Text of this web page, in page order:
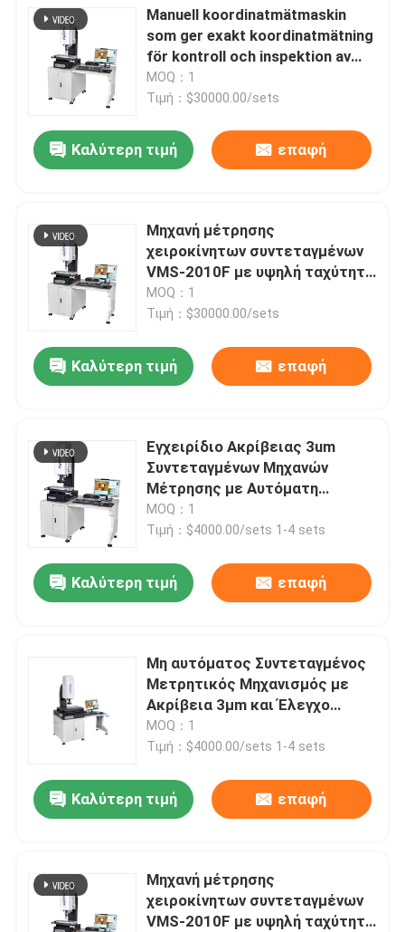
Manuell koordinatmätmaskin
som ger exakt koordinatmätning
för kontroll och inspektion av
mekaniska komponenter
MOQ：1
Τιμή：$30000.00/sets
Καλύτερη τιμή επαφή
Μηχανή μέτρησης
χειροκίνητων συντεταγμένων
VMS-2010F με υψηλή ταχύτητα
υψηλής ακρίβειας και
λογισμικό 3D ελέγχου για
MOQ：1
Τιμή：$30000.00/sets
Καλύτερη τιμή επαφή
Εγχειρίδιο Ακρίβειας 3um
Συντεταγμένων Μηχανών
Μέτρησης με Αυτόματη
Εστίαση για Δοκιμή
Μεταλλικών Καλουπιών
MOQ：1
Τιμή：$4000.00/sets 1-4 sets
Καλύτερη τιμή επαφή
Μη αυτόματος Συντεταγμένος
Μετρητικός Μηχανισμός με
Ακρίβεια 3μm και Έλεγχο
Ταχύτητας Χειρός για
Εξατομικευμένη Υποστήριξη
MOQ：1
Τιμή：$4000.00/sets 1-4 sets
Καλύτερη τιμή επαφή
Μηχανή μέτρησης
χειροκίνητων συντεταγμένων
VMS-2010F με υψηλή ταχύτητα